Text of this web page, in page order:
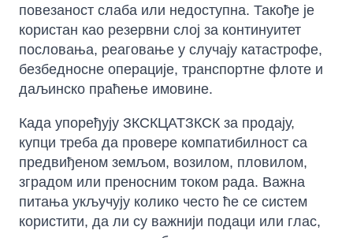
повезаност слаба или недоступна. Такође је
користан као резервни слој за континуитет
пословања, реаговање у случају катастрофе,
безбедносне операције, транспортне флоте и
даљинско праћење имовине.
Када упоређују ЗКСКЦАТЗКСК за продају,
купци треба да провере компатибилност са
предвиђеном земљом, возилом, пловилом,
зградом или преносним током рада. Важна
питања укључују колико често ће се систем
користити, да ли су важнији подаци или глас,